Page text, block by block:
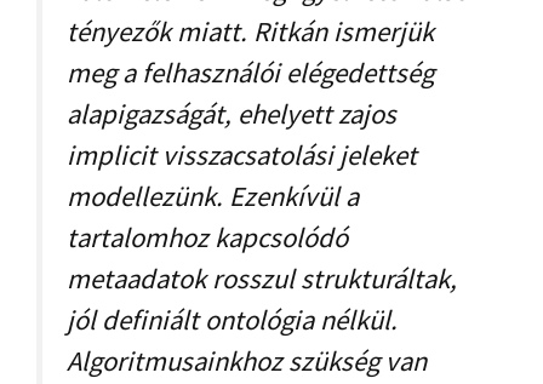
tényezők miatt. Ritkán ismerjük
meg a felhasználói elégedettség
alapigazságát, ehelyett zajos
implicit visszacsatolási jeleket
modellezünk. Ezenkívül a
tartalomhoz kapcsolódó
metaadatok rosszul strukturáltak,
jól definiált ontológia nélkül.
Algoritmusainkhoz szükség van